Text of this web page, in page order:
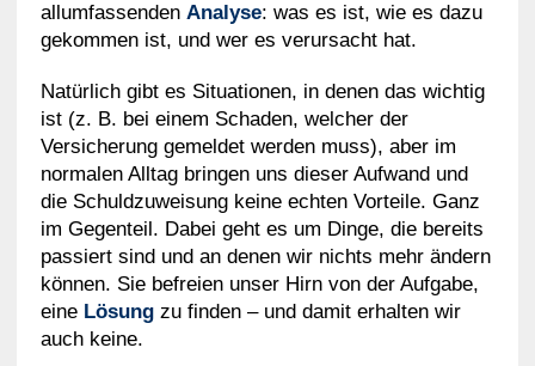
allumfassenden Analyse: was es ist, wie es dazu
gekommen ist, und wer es verursacht hat.
Natürlich gibt es Situationen, in denen das wichtig
ist (z. B. bei einem Schaden, welcher der
Versicherung gemeldet werden muss), aber im
normalen Alltag bringen uns dieser Aufwand und
die Schuldzuweisung keine echten Vorteile. Ganz
im Gegenteil. Dabei geht es um Dinge, die bereits
passiert sind und an denen wir nichts mehr ändern
können. Sie befreien unser Hirn von der Aufgabe,
eine Lösungzu finden – und damit erhalten wir
auch keine.